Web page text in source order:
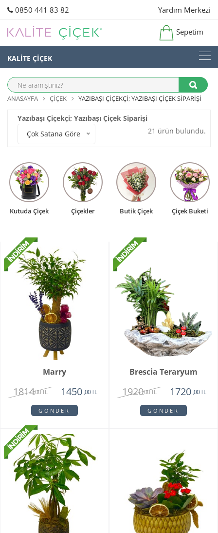
0850 441 83 82 Yardım Merkezi
Sepetim
KALİTE ÇİÇEK
ANASAYFA ÇIÇEK YAZIBAŞI ÇIÇEKÇI; YAZIBAŞI ÇIÇEK SIPARIŞI
Yazıbaşı Çiçekçi; Yazıbaşı Çiçek Siparişi
Çok Satana Göre
21 ürün bulundu.
Kutuda Çiçek Çiçekler Butik Çiçek Çiçek Buketi
Marry
1814,00 TL 1450 ,00 TL
GÖNDER
Brescia Teraryum
1920,00 TL 1720 ,00 TL
GÖNDER